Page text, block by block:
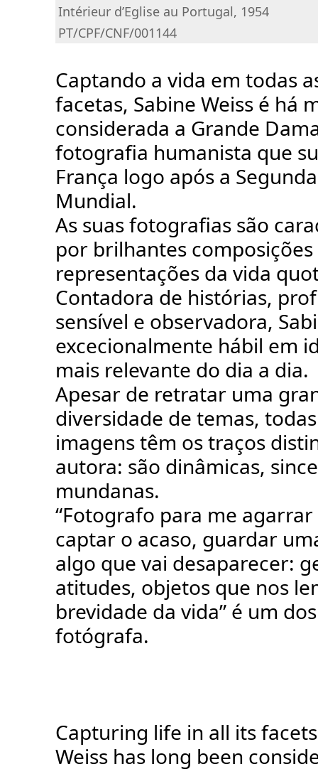
Intérieur d’Eglise au Portugal, 1954
PT/CPF/CNF/001144
Captando a vida em todas
facetas, Sabine Weiss é há
considerada a Grande
fotografia humanista que
França logo após a
Mundial.
As suas fotografias são
por brilhantes composições
representações da vida
Contadora de histórias,
sensível e observadora,
excecionalmente hábil em
mais relevante do dia a dia.
Apesar de retratar uma
diversidade de temas,
imagens têm os traços
autora: são dinâmicas,
mundanas.
“Fotografo para me
captar o acaso, guardar
algo que vai desaparecer:
atitudes, objetos que nos
brevidade da vida” é um
fotógrafa.
Capturing life in all its
Weiss has long been